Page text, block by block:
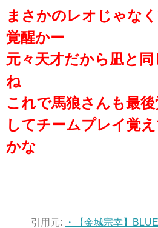
まさかのレオじゃな
覚醒かー
元々天才だから凪と
ね
これで馬狼さんも最
してチームプレイ覚
かな
引用元: ・
【金城宗幸】